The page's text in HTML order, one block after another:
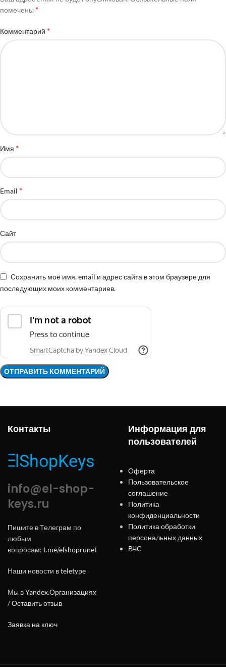
помечены *
Комментарий *
Имя *
Email *
Сайт
Сохранить моё имя, email и адрес сайта в этом браузере для
последующих моих комментариев.
Контакты
info@el-shop-
keys.ru
Пишите в Телеграм по
любым
вопросам: t.me/elshoprunet
Наши новости вteletype
Мы вYandex.Организациях
/Оставить отзыв
Заявка на ключ
Информация для
пользователей
Оферта
Пользовательское
соглашение
Политика
конфиденциальности
Политика обработки
персональных данных
ВЧС